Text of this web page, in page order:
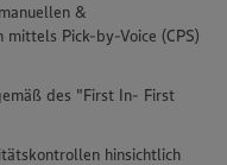
&
Pick-by-Voice (CPS)
des "First In- First
hinsichtlich